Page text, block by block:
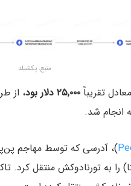
منبع: پکشیلد
، از
انجام شد.